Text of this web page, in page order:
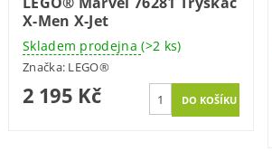
X-Men X-Jet
Skladem prodejna(>2 ks)
Značka: LEGO®
2 195 Kč